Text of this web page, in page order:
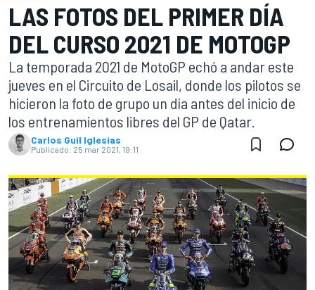
LAS FOTOS DEL PRIMER DÍA
DEL CURSO 2021 DE MOTOGP
La temporada 2021 de MotoGP echó a andar este
jueves en el Circuito de Losail, donde los pilotos se
hicieron la foto de grupo un día antes del inicio de
los entrenamientos libres del GP de Qatar.
Carlos Guil Iglesias
Publicado: 25 mar 2021, 19:11